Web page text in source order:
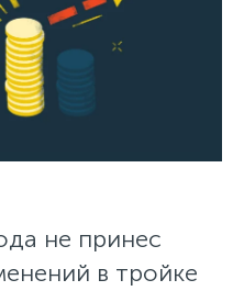
не принес
в тройке